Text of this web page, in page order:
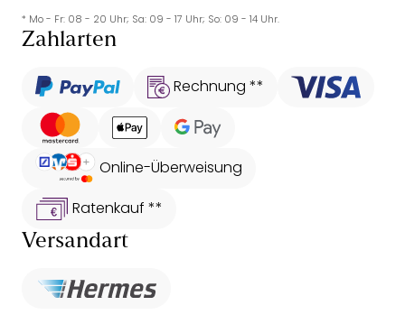
* Mo - Fr: 08 - 20 Uhr; Sa: 09 - 17 Uhr; So: 09 - 14 Uhr.
Zahlarten
Rechnung **
Online-Überweisung
Ratenkauf **
Versandart